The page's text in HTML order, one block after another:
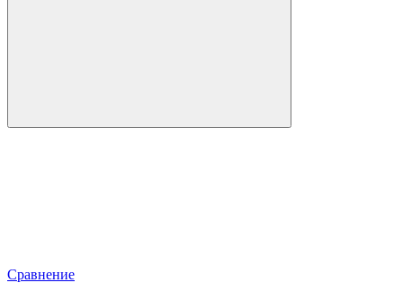
Сравнение